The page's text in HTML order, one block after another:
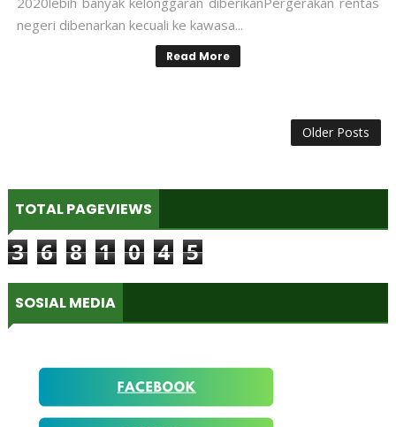
negeri dibenarkan kecuali ke kawasa...
Read More
Older Posts
TOTAL PAGEVIEWS
3 6 8 1 0 4 5
SOSIAL MEDIA